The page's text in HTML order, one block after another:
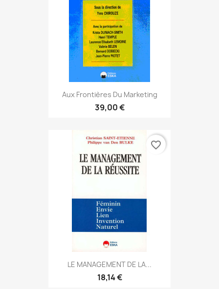
Aux Frontières Du Marketing
39,00 €
LE MANAGEMENT DE LA...
18,14 €
favorite_border